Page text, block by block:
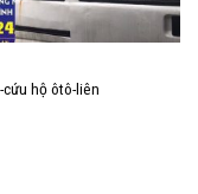
hộ ôtô-liên